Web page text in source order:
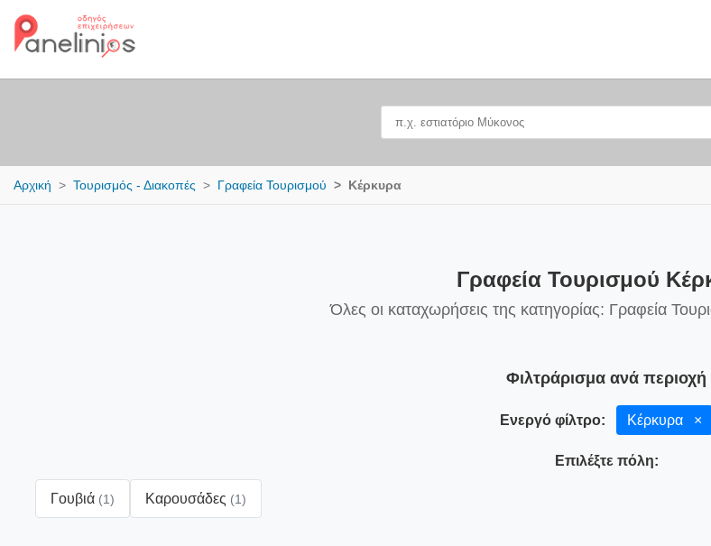
Αρχική Τουρισμός - Διακοπές Γραφεία Τουρισμού Κέρκυρα
Γραφεία Τουρισμού
Όλες οι καταχωρήσεις της κατηγορίας: Γραφεία
Φιλτράρισμα ανά περιοχή
Ενεργό φίλτρο: Κέρκυρα ×
Επιλέξτε πόλη:
Γουβιά (1) Καρουσάδες (1)